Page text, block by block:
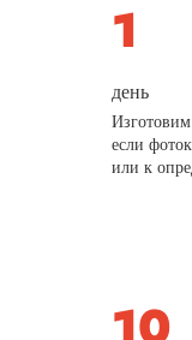
день
если
или к